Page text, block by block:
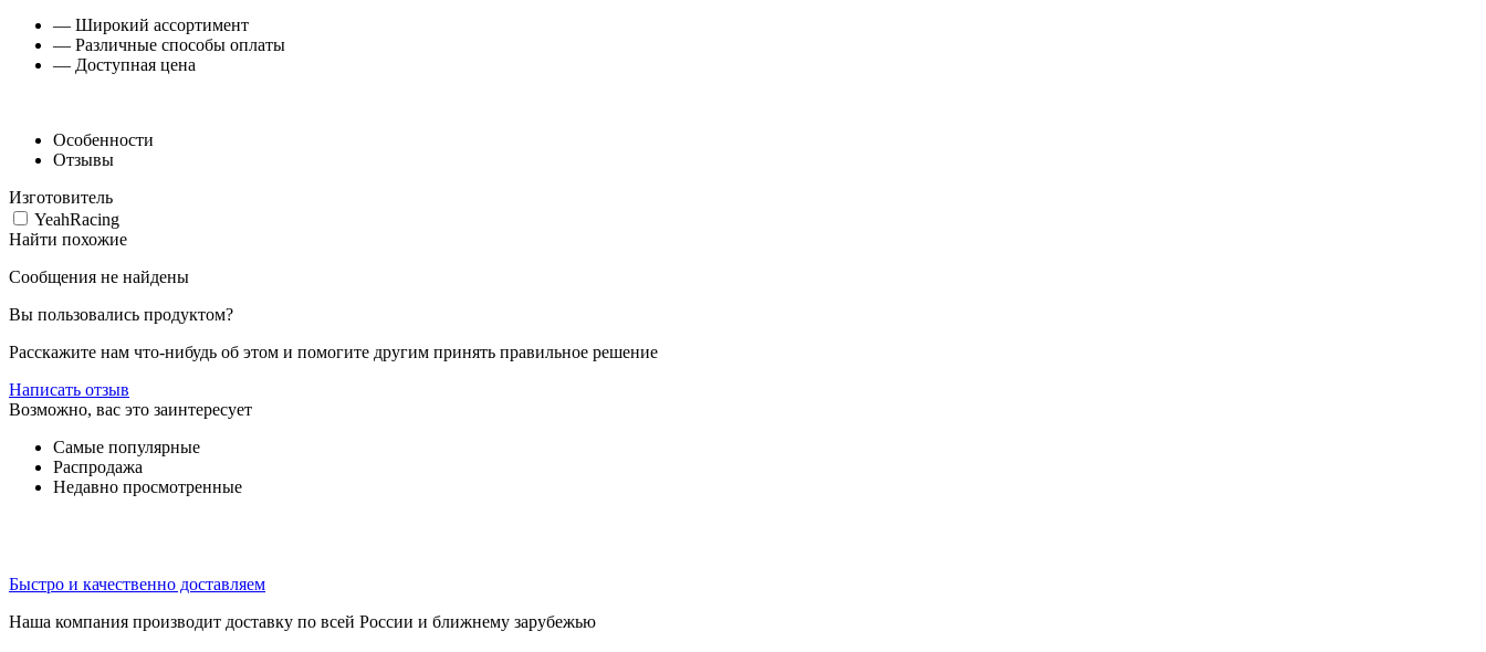
— Широкий ассортимент
— Различные способы оплаты
— Доступная цена
Особенности
Отзывы
Изготовитель
YeahRacing
Найти похожие
Сообщения не найдены
Вы пользовались продуктом?
Расскажите нам что-нибудь об этом и помогите другим принять правильное решение
Написать отзыв
Возможно, вас это заинтересует
Самые популярные
Распродажа
Недавно просмотренные
Быстро и качественно доставляем
Наша компания производит доставку по всей России и ближнему зарубежью